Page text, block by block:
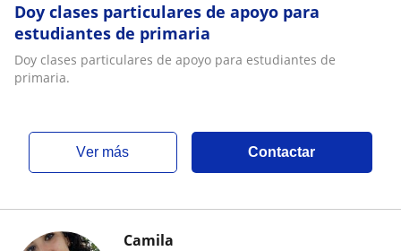
Doy clases particulares de apoyo para
estudiantes de primaria
Doy clases particulares de apoyo para estudiantes de
primaria.
ver más Contactar
Camila